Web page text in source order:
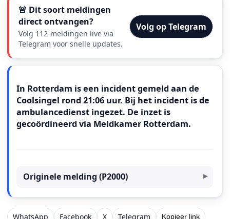
🚨 Dit soort meldingen
direct ontvangen?
Volg 112-meldingen live via
Telegram voor snelle updates.
Volg op Telegram
In Rotterdam is een incident gemeld aan de
Coolsingel rond 21:06 uur. Bij het incident is de
ambulancedienst ingezet. De inzet is
gecoördineerd via Meldkamer Rotterdam.
Originele melding (P2000)
WhatsApp Facebook X Telegram Kopieer link